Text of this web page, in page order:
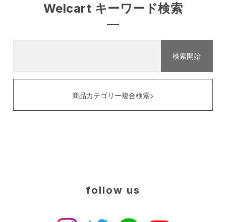
Welcart キーワード検索
商品カテゴリー複合検索>
follow us